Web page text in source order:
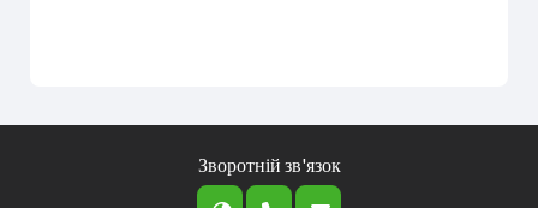
Зворотній зв'язок